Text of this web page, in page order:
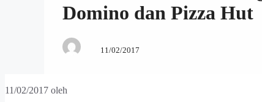
Domino dan Pizza Hut
11/02/2017
11/02/2017 oleh